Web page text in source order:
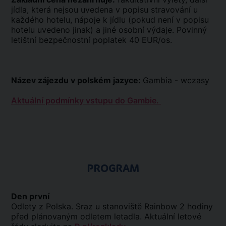
jídla, která nejsou uvedena v popisu stravování u
každého hotelu, nápoje k jídlu (pokud není v popisu
hotelu uvedeno jinak) a jiné osobní výdaje. Povinný
letištní bezpečnostní poplatek 40 EUR/os.
Název zájezdu v polském jazyce: Gambia - wczasy
Aktuální podmínky vstupu do Gambie.
PROGRAM
Den první
Odlety z Polska. Sraz u stanoviště Rainbow 2 hodiny
před plánovaným odletem letadla. Aktuální letové